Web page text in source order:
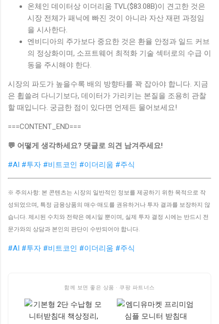
온체인 데이터상 이더리움 TVL($83.08B)이 견고한 것은
시장 전체가 패닉에 빠진 것이 아니라 자산 재편 과정임
을 시사한다.
엔비디아의 주가보다 중요한 것은 환율 안정과 일드 커브
의 정상화이며, 소프트웨어 최적화 기술 섹터로의 수급 이
동을 주시해야 한다.
시장의 파도가 높을수록 배의 방향타를 꽉 잡아야 합니다. 지금
은 휩쓸려 다니기보다, 데이터가 가리키는 본질을 조용히 관찰
할 때입니다. 궁금한 점이 있다면 언제든 물어보세요!
===CONTENT_END===
💬 어떻게 생각하세요? 댓글로 의견 남겨주세요!
#AI #투자 #비트코인 #이더리움 #주식
※ 주의사항: 본 콘텐츠는 시장의 일반적인 정보를 제공하기 위한 목적으로 작
성되었으며, 특정 금융상품의 매수·매도를 권유하거나 투자 결과를 보장하지 않
습니다. 제시된 수치와 전략은 예시일 뿐이며, 실제 투자 결정 시에는 반드시 전
문가와의 상담과 본인의 판단이 수반되어야 합니다.
#AI #투자 #비트코인 #이더리움 #주식
함께 보면 좋은 상품 · 쿠팡 파트너스